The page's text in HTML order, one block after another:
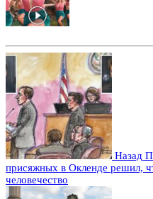
Назад
присяжных в Окленде решил,
человечество